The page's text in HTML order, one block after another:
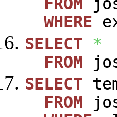
WHERE
SELECT
*
FROM
SELECT
FROM